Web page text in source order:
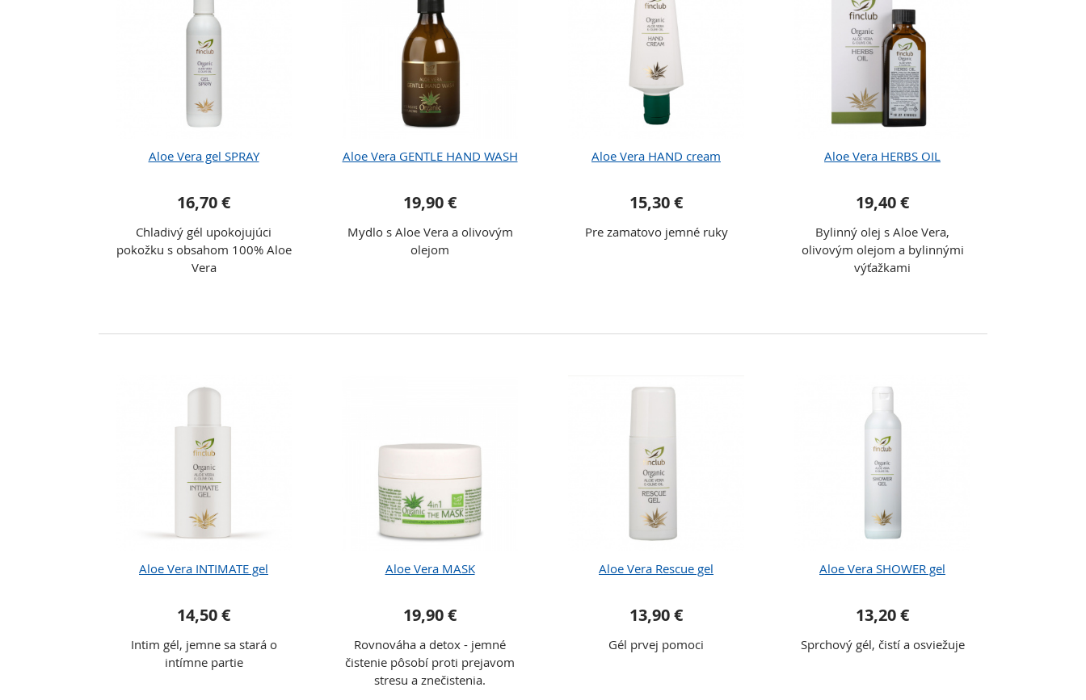
Aloe Vera gel SPRAY
16,70 €
Chladivý gél upokojujúci
pokožku s obsahom 100% Aloe
Vera
Aloe Vera GENTLE HAND WASH
19,90 €
Mydlo s Aloe Vera a olivovým
olejom
Aloe Vera HAND cream
15,30 €
Pre zamatovo jemné ruky
Aloe Vera HERBS OIL
19,40 €
Bylinný olej s Aloe Vera,
olivovým olejom a bylinnými
výťažkami
Aloe Vera INTIMATE gel
14,50 €
Intim gél, jemne sa stará o
intímne partie
Aloe Vera MASK
19,90 €
Rovnováha a detox - jemné
čistenie pôsobí proti prejavom
stresu a znečistenia.
Aloe Vera Rescue gel
13,90 €
Gél prvej pomoci
Aloe Vera SHOWER gel
13,20 €
Sprchový gél, čistí a osviežuje